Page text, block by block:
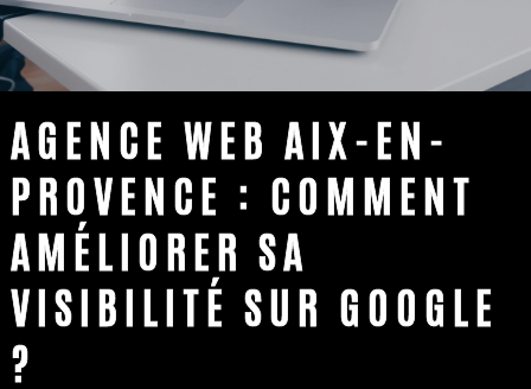
AGENCE WEB AIX-EN-
PROVENCE : COMMENT
AMÉLIORER SA
VISIBILITÉ SUR GOOGLE
?